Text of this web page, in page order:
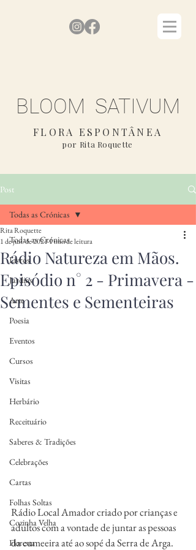
BLOOM SATIVUM
FLORA ESPONTÂNEA
por Rita Roquette
Post
Todas as Crónicas
Livros
Jardins
Arte
Poesia
Eventos
Cursos
Visitas
Herbário
Receituário
Saberes & Tradições
Celebrações
Cartas
Folhas Soltas
Cozinha Velha
Floresta
Todas as Crónicas
Rádio Natureza em Mãos.
Episódio n° 2 - Primavera -
Sementes e Sementeiras
Rita Roquette
1 de jun. de 20211 min de leitura
Rádio Local Amador criado por crianças e
adultos com a vontade de juntar as pessoas
da cumeeira até ao sopé da Serra de Arga.